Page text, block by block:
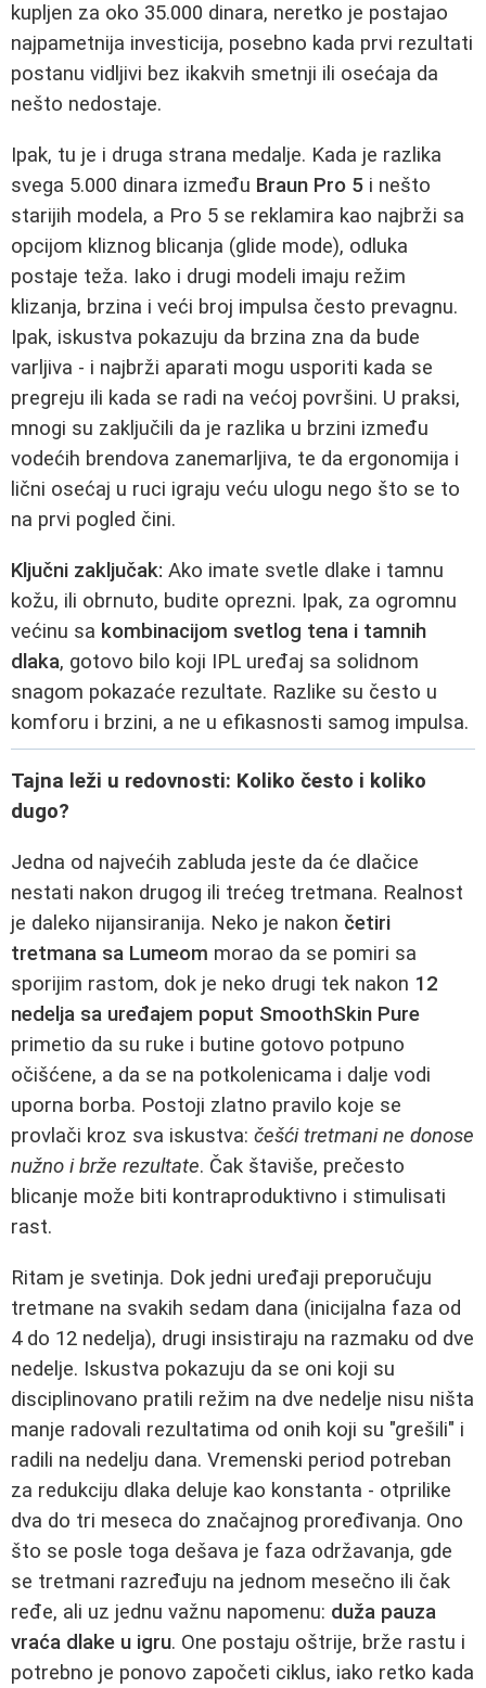
kupljen za oko 35.000 dinara, neretko je postajao
najpametnija investicija, posebno kada prvi rezultati
postanu vidljivi bez ikakvih smetnji ili osećaja da
nešto nedostaje.
Ipak, tu je i druga strana medalje. Kada je razlika
svega 5.000 dinara između Braun Pro 5 i nešto
starijih modela, a Pro 5 se reklamira kao najbrži sa
opcijom kliznog blicanja (glide mode), odluka
postaje teža. Iako i drugi modeli imaju režim
klizanja, brzina i veći broj impulsa često prevagnu.
Ipak, iskustva pokazuju da brzina zna da bude
varljiva - i najbrži aparati mogu usporiti kada se
pregreju ili kada se radi na većoj površini. U praksi,
mnogi su zaključili da je razlika u brzini između
vodećih brendova zanemarljiva, te da ergonomija i
lični osećaj u ruci igraju veću ulogu nego što se to
na prvi pogled čini.
Ključni zaključak: Ako imate svetle dlake i tamnu
kožu, ili obrnuto, budite oprezni. Ipak, za ogromnu
većinu sa kombinacijom svetlog tena i tamnih
dlaka, gotovo bilo koji IPL uređaj sa solidnom
snagom pokazaće rezultate. Razlike su često u
komforu i brzini, a ne u efikasnosti samog impulsa.
Tajna leži u redovnosti: Koliko često i koliko
dugo?
Jedna od najvećih zabluda jeste da će dlačice
nestati nakon drugog ili trećeg tretmana. Realnost
je daleko nijansiranija. Neko je nakon četiri
tretmana sa Lumeom morao da se pomiri sa
sporijim rastom, dok je neko drugi tek nakon 12
nedelja sa uređajem poput SmoothSkin Pure
primetio da su ruke i butine gotovo potpuno
očišćene, a da se na potkolenicama i dalje vodi
uporna borba. Postoji zlatno pravilo koje se
provlači kroz sva iskustva: češći tretmani ne donose
nužno i brže rezultate. Čak štaviše, prečesto
blicanje može biti kontraproduktivno i stimulisati
rast.
Ritam je svetinja. Dok jedni uređaji preporučuju
tretmane na svakih sedam dana (inicijalna faza od
4 do 12 nedelja), drugi insistiraju na razmaku od dve
nedelje. Iskustva pokazuju da se oni koji su
disciplinovano pratili režim na dve nedelje nisu ništa
manje radovali rezultatima od onih koji su "grešili" i
radili na nedelju dana. Vremenski period potreban
za redukciju dlaka deluje kao konstanta - otprilike
dva do tri meseca do značajnog proređivanja. Ono
što se posle toga dešava je faza održavanja, gde
se tretmani razređuju na jednom mesečno ili čak
ređe, ali uz jednu važnu napomenu: duža pauza
vraća dlake u igru. One postaju oštrije, brže rastu i
potrebno je ponovo započeti ciklus, iako retko kada